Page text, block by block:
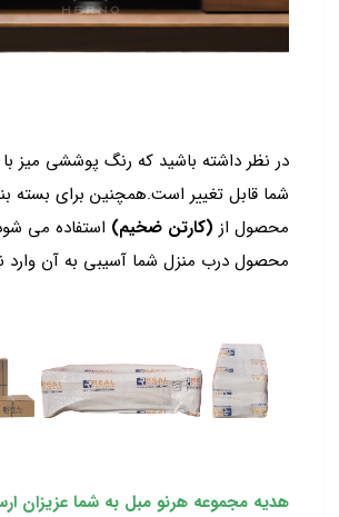
در نظر داشته باشید که رنگ پوششی میز
شما قابل تغییر است.همچنین برای بسته
محصول از (کارتن ضخیم) استفاده می
محصول درب منزل شما آسیبی به آن وارد
هدیه مجموعه هرنو مبل به شما عزیزان